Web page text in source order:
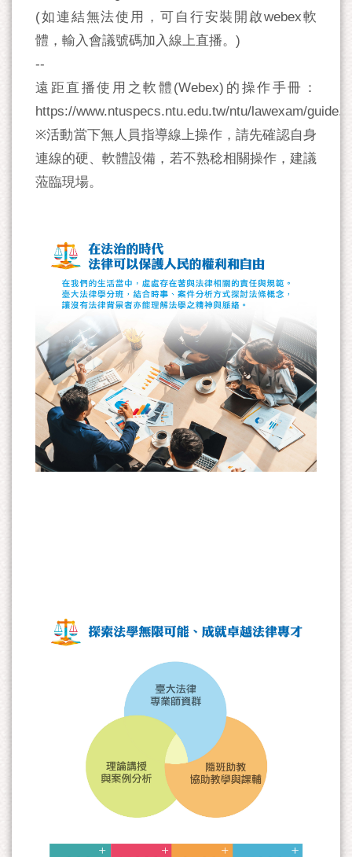
(如連結無法使用，可自行安裝開啟webex軟
體，輸入會議號碼加入線上直播。)
--
遠距直播使用之軟體(Webex)的操作手冊：
https://www.ntuspecs.ntu.edu.tw/ntu/lawexam/
※活動當下無人員指導線上操作，請先確認自身
連線的硬、軟體設備，若不熟稔相關操作，建議
蒞臨現場。